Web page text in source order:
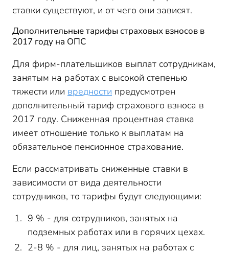
ставки существуют, и от чего они зависят.
Дополнительные тарифы страховых взносов в
2017 году на ОПС
Для фирм-плательщиков выплат сотрудникам,
занятым на работах с высокой степенью
тяжести или вредности предусмотрен
дополнительный тариф страхового взноса в
2017 году. Сниженная процентная ставка
имеет отношение только к выплатам на
обязательное пенсионное страхование.
Если рассматривать сниженные ставки в
зависимости от вида деятельности
сотрудников, то тарифы будут следующими:
9 % - для сотрудников, занятых на
подземных работах или в горячих цехах.
2-8 % - для лиц, занятых на работах с